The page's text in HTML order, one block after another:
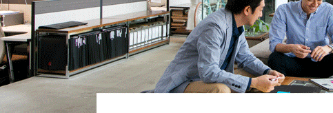
ワハラをなすく教科書」紹